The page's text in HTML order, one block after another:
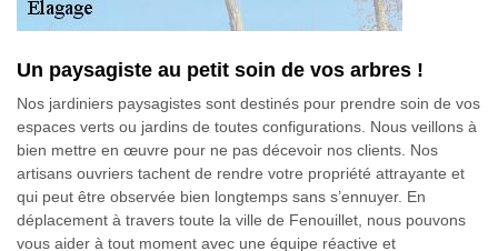
Un paysagiste au petit soin de vos arbres !
Nos jardiniers paysagistes sont destinés pour prendre soin de vos
espaces verts ou jardins de toutes configurations. Nous veillons à
bien mettre en œuvre pour ne pas décevoir nos clients. Nos
artisans ouvriers tachent de rendre votre propriété attrayante et
qui peut être observée bien longtemps sans s’ennuyer. En
déplacement à travers toute la ville de Fenouillet, nous pouvons
vous aider à tout moment avec une équipe réactive et